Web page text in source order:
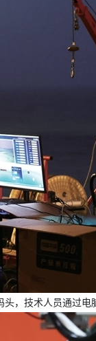
，技术人员通过电